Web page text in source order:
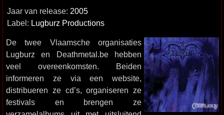
Jaar van release: 2005
Label: Lugburz Productions
De twee Vlaamsche organisaties
Lugburz en Deathmetal.be hebben
veel overeenkomsten. Beiden
informeren ze via een website,
distribueren ze cd’s, organiseren ze
festivals en brengen ze